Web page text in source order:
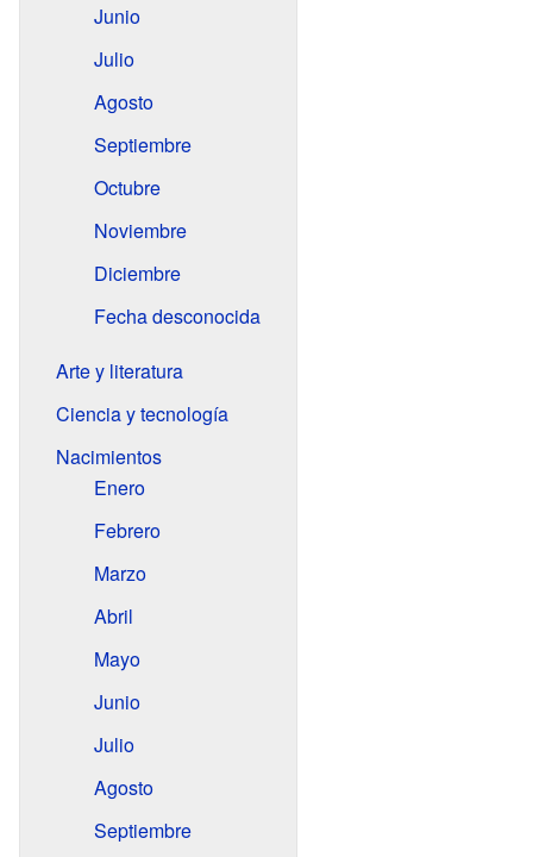
Junio
Julio
Agosto
Septiembre
Octubre
Noviembre
Diciembre
Fecha desconocida
Arte y literatura
Ciencia y tecnología
Nacimientos
Enero
Febrero
Marzo
Abril
Mayo
Junio
Julio
Agosto
Septiembre